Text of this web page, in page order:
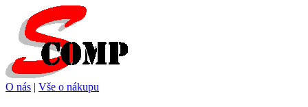
O nás | Vše o nákupu